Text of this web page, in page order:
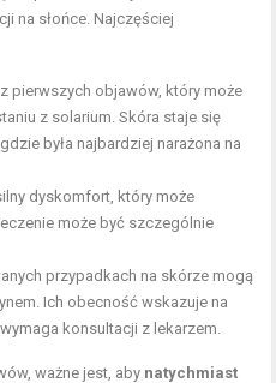
na słońce. Najczęściej
pierwszych objawów, który może
z solarium. Skóra staje się
była najbardziej narażona na
dyskomfort, który może
może być szczególnie
przypadkach na skórze mogą
Ich obecność wskazuje na
konsultacji z lekarzem.
ważne jest, aby natychmiast